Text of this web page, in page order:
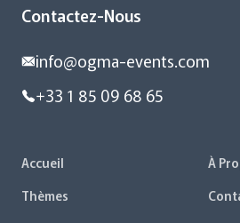
Contactez-Nous
info@ogma-events.com
+33 1 85 09 68 65
Accueil
À
Thèmes